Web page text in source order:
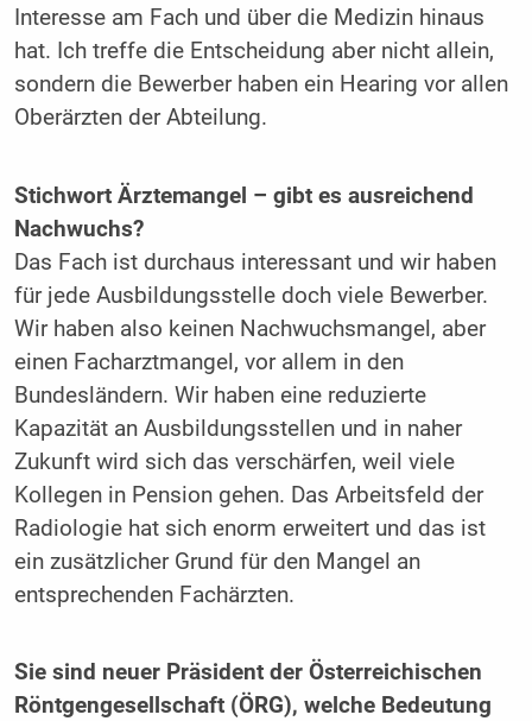
Interesse am Fach und über die Medizin hinaus
hat. Ich treffe die Entscheidung aber nicht allein,
sondern die Bewerber haben ein Hearing vor allen
Oberärzten der Abteilung.
Stichwort Ärztemangel – gibt es ausreichend
Nachwuchs?
Das Fach ist durchaus interessant und wir haben
für jede Ausbildungsstelle doch viele Bewerber.
Wir haben also keinen Nachwuchsmangel, aber
einen Facharztmangel, vor allem in den
Bundesländern. Wir haben eine reduzierte
Kapazität an Ausbildungsstellen und in naher
Zukunft wird sich das verschärfen, weil viele
Kollegen in Pension gehen. Das Arbeitsfeld der
Radiologie hat sich enorm erweitert und das ist
ein zusätzlicher Grund für den Mangel an
entsprechenden Fachärzten.
Sie sind neuer Präsident der Österreichischen
Röntgengesellschaft (ÖRG), welche Bedeutung